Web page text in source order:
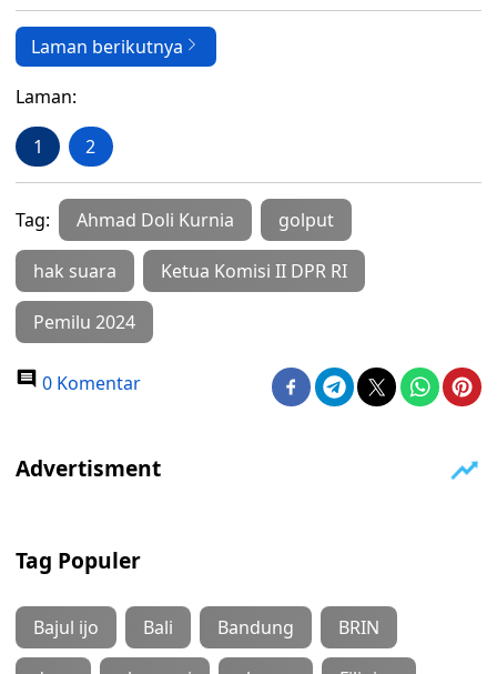
Laman berikutnya
Laman:
1 2
Tag: Ahmad Doli Kurnia golput
hak suara Ketua Komisi II DPR RI
Pemilu 2024
0 Komentar
Tag Populer
Bajul ijo Bali Bandung BRIN